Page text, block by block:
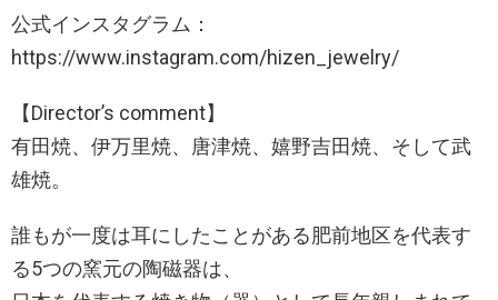
公式インスタグラム：
https://www.instagram.com/hizen_jewelry/
【Director’s comment】
有田焼、伊万里焼、唐津焼、嬉野吉田焼、そして武
雄焼。
誰もが一度は耳にしたことがある肥前地区を代表す
る5つの窯元の陶磁器は、